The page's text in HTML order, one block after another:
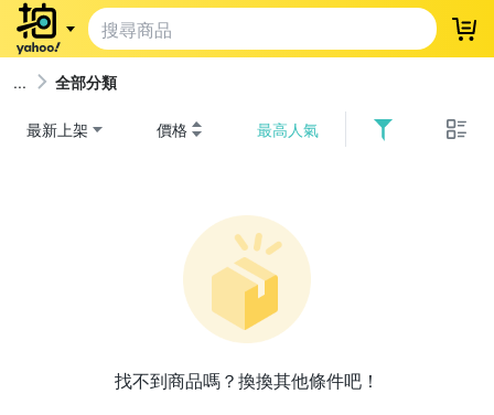
登
全部分類
最新上架 價格 最高人氣
找不到商品嗎？換換其他條件吧！